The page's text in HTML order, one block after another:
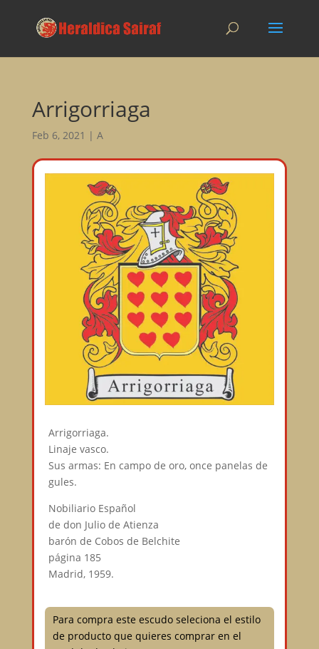
Arrigorriaga
Feb 6, 2021 | A
Arrigorriaga.
Linaje vasco.
Sus armas: En campo de oro, once panelas de
gules.
Nobiliario Español
de don Julio de Atienza
barón de Cobos de Belchite
página 185
Madrid, 1959.
Para compra este escudo seleciona el estilo
de producto que quieres comprar en el